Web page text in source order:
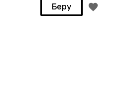
Беру